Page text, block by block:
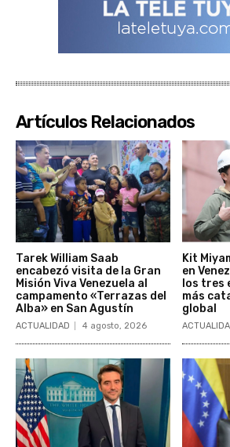
Artículos Relacionados
Tarek William Saab
encabezó visita de la Gran
Misión Viva Venezuela al
campamento «Terrazas del
Alba» en San Agustín
ACTUALIDAD 4 agosto, 2026
Kit
en
los tres
más
global